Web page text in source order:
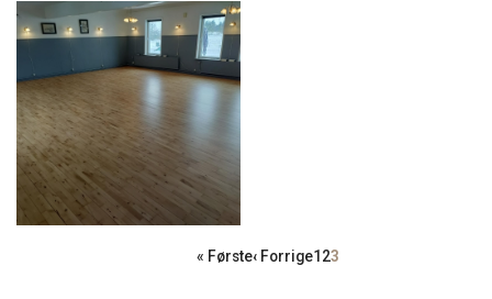
Første
« FørsteForrige
‹ ForrigeSide
1 Side
2Side
3